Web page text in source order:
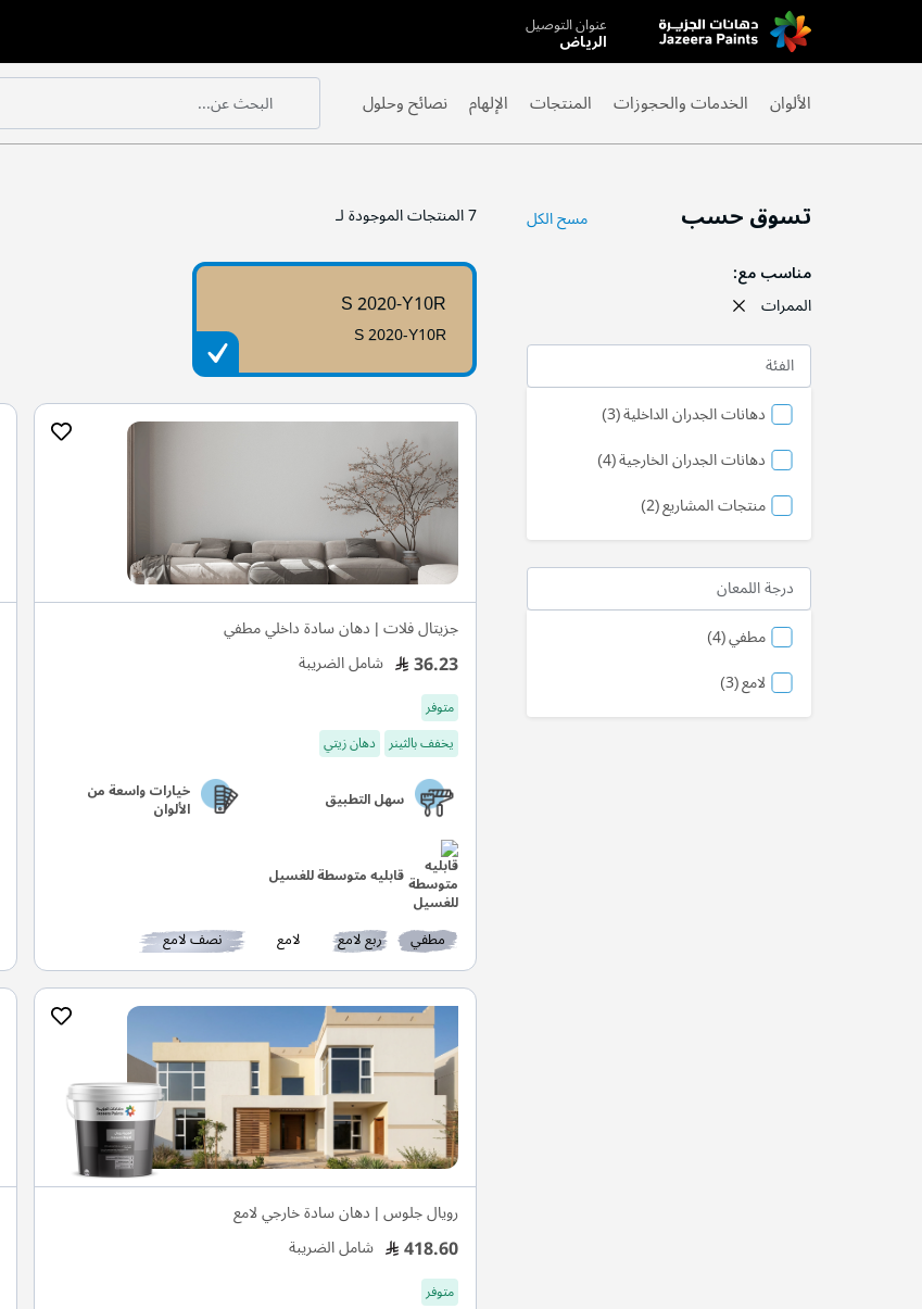
Skip
to
عنوان التوصيل
الرياض
بحث
البحث عن...
بحث الألوان الخدمات والحجوزات المنتجات الإلهام نصائح وحلول
7المنتجات الموجودة لـ
S 2020-Y10R
S 2020-Y10R
جزيتال فلات | دهان سادة داخلي مطفي
36.23 شامل الضريبة
متوفر
يخفف بالثينر دهان زيتي
سهل التطبيق خيارات واسعة من
الألوان
قابليه متوسطة للغسيل
مطفي ربع لامع لامع نصف لامع
رويال جلوس | دهان سادة خارجي لامع
418.60 شامل الضريبة
متوفر
تسوق حسب
مناسب مع
الممرات
مسح الكل
الفئة
دهانات الجدران الداخلية 3منتج
دهانات الجدران الخارجية 4منتج
منتجات المشاريع 2منتج
درجة اللمعان
مطفي 4منتج
لامع 3منتج